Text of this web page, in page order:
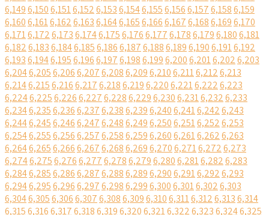
6,1496,1506,1516,1526,1536,1546,1556,1566,1576,1586,159
6,1606,1616,1626,1636,1646,1656,1666,1676,1686,1696,170
6,1716,1726,1736,1746,1756,1766,1776,1786,1796,1806,181
6,1826,1836,1846,1856,1866,1876,1886,1896,1906,1916,192
6,1936,1946,1956,1966,1976,1986,1996,2006,2016,2026,203
6,2046,2056,2066,2076,2086,2096,2106,2116,2126,213
6,2146,2156,2166,2176,2186,2196,2206,2216,2226,223
6,2246,2256,2266,2276,2286,2296,2306,2316,2326,233
6,2346,2356,2366,2376,2386,2396,2406,2416,2426,243
6,2446,2456,2466,2476,2486,2496,2506,2516,2526,253
6,2546,2556,2566,2576,2586,2596,2606,2616,2626,263
6,2646,2656,2666,2676,2686,2696,2706,2716,2726,273
6,2746,2756,2766,2776,2786,2796,2806,2816,2826,283
6,2846,2856,2866,2876,2886,2896,2906,2916,2926,293
6,2946,2956,2966,2976,2986,2996,3006,3016,3026,303
6,3046,3056,3066,3076,3086,3096,3106,3116,3126,3136,314
6,3156,3166,3176,3186,3196,3206,3216,3226,3236,3246,325